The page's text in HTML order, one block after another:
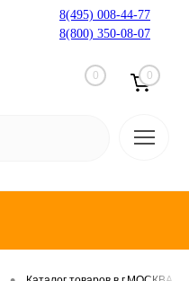
8(495) 008-44-77
8(800) 350-08-07
0 0